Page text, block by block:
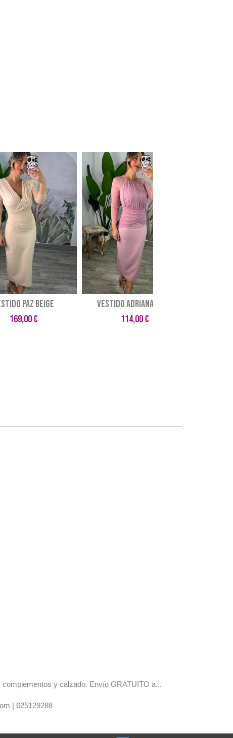
PAZ BEIGE
169,00 €
VESTIDO ADRIANA NUDE
114,00 €
y calzado. Envío GRATUITO a...
|625129288